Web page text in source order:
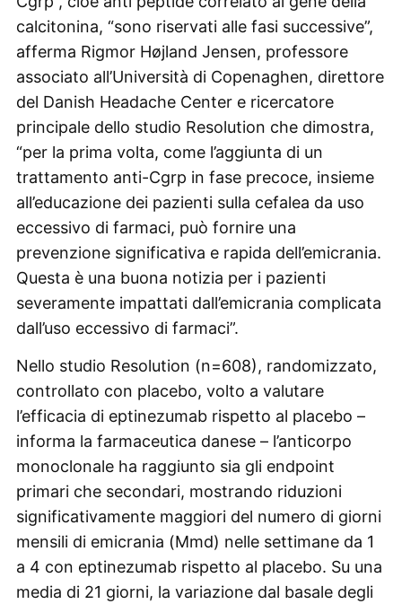
calcitonina, “sono riservati alle fasi successive”,
afferma Rigmor Højland Jensen, professore
associato all’Università di Copenaghen, direttore
del Danish Headache Center e ricercatore
principale dello studio Resolution che dimostra,
“per la prima volta, come l’aggiunta di un
trattamento anti-Cgrp in fase precoce, insieme
all’educazione dei pazienti sulla cefalea da uso
eccessivo di farmaci, può fornire una
prevenzione significativa e rapida dell’emicrania.
Questa è una buona notizia per i pazienti
severamente impattati dall’emicrania complicata
dall’uso eccessivo di farmaci”.
Nello studio Resolution (n=608), randomizzato,
controllato con placebo, volto a valutare
l’efficacia di eptinezumab rispetto al placebo –
informa la farmaceutica danese – l’anticorpo
monoclonale ha raggiunto sia gli endpoint
primari che secondari, mostrando riduzioni
significativamente maggiori del numero di giorni
mensili di emicrania (Mmd) nelle settimane da 1
a 4 con eptinezumab rispetto al placebo. Su una
media di 21 giorni, la variazione dal basale degli